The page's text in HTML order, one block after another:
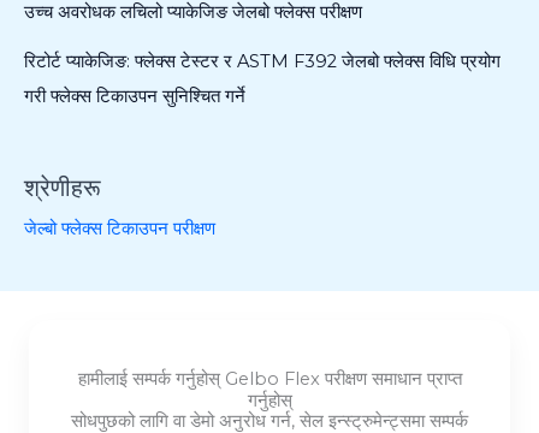
उच्च अवरोधक लचिलो प्याकेजिङ जेलबो फ्लेक्स परीक्षण
रिटोर्ट प्याकेजिङ: फ्लेक्स टेस्टर र ASTM F392 जेलबो फ्लेक्स विधि प्रयोग
गरी फ्लेक्स टिकाउपन सुनिश्चित गर्ने
श्रेणीहरू
जेल्बो फ्लेक्स टिकाउपन परीक्षण
हामीलाई सम्पर्क गर्नुहोस् Gelbo Flex परीक्षण समाधान प्राप्त
गर्नुहोस्
सोधपुछको लागि वा डेमो अनुरोध गर्न, सेल इन्स्ट्रुमेन्ट्समा सम्पर्क